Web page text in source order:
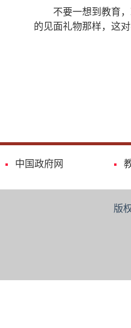
不要一想到教育
的见面礼物那样，这
中国政府网
版